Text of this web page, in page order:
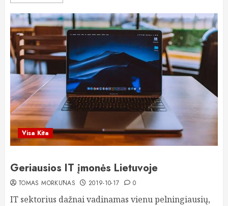
Visa Kita
Geriausios IT įmonės Lietuvoje
TOMAS MORKŪNAS 2019-10-17 0
IT sektorius dažnai vadinamas vienu pelningiausių,